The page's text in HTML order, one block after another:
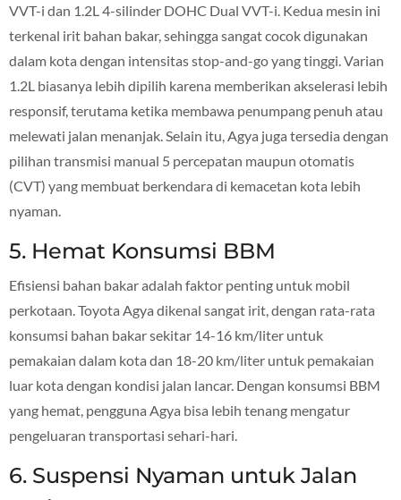
VVT-i dan 1.2L 4-silinder DOHC Dual VVT-i. Kedua mesin ini
terkenal irit bahan bakar, sehingga sangat cocok digunakan
dalam kota dengan intensitas stop-and-go yang tinggi. Varian
1.2L biasanya lebih dipilih karena memberikan akselerasi lebih
responsif, terutama ketika membawa penumpang penuh atau
melewati jalan menanjak. Selain itu, Agya juga tersedia dengan
pilihan transmisi manual 5 percepatan maupun otomatis
(CVT) yang membuat berkendara di kemacetan kota lebih
nyaman.
5. Hemat Konsumsi BBM
Efisiensi bahan bakar adalah faktor penting untuk mobil
perkotaan. Toyota Agya dikenal sangat irit, dengan rata-rata
konsumsi bahan bakar sekitar 14-16 km/liter untuk
pemakaian dalam kota dan 18-20 km/liter untuk pemakaian
luar kota dengan kondisi jalan lancar. Dengan konsumsi BBM
yang hemat, pengguna Agya bisa lebih tenang mengatur
pengeluaran transportasi sehari-hari.
6. Suspensi Nyaman untuk Jalan